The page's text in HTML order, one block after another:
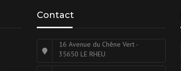
Contact
16 Avenue du Chêne Vert -
35650 LE RHEU